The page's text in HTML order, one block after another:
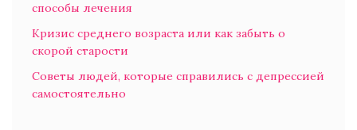
способы лечения
Кризис среднего возраста или как забыть о
скорой старости
Советы людей, которые справились с депрессией
самостоятельно